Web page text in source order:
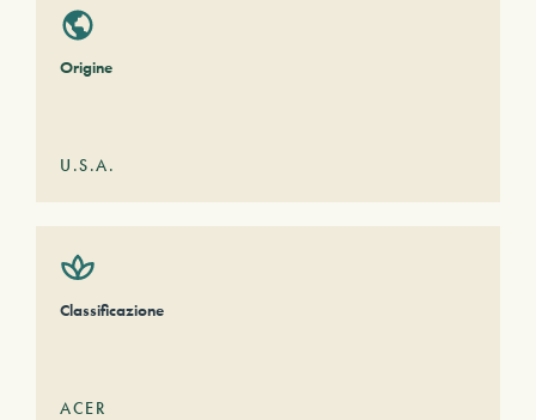
Origine
U.S.A.
Classificazione
ACER